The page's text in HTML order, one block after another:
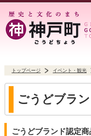
暮らしのガイド
トップページ イベント・観光
ごうどブラ
ごうどブランド認定